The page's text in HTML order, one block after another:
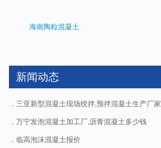
海南陶粒混凝土
新闻动态
三亚新型混凝土现场绞拌,预拌混凝土生产厂家
万宁发泡混凝土加工厂,沥青混凝土多少钱
临高泡沫混凝土报价